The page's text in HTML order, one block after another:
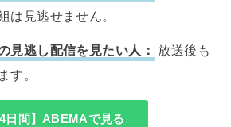
は見逃せません。
見逃し配信を見たい人：
放送後も
す。
日間】ABEMAで見る